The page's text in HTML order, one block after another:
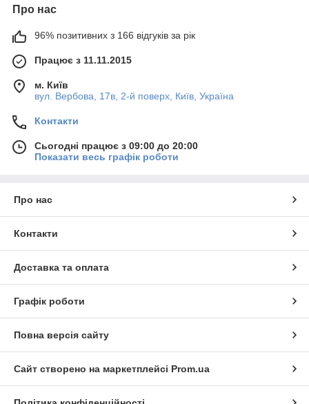
Про нас
96% позитивних з 166 відгуків за рік
Працює з 11.11.2015
м. Київ
вул. Вербова, 17в, 2-й поверх, Київ, Україна
Контакти
Сьогодні працює з 09:00 до 20:00
Показати весь графік роботи
Про нас
Контакти
Доставка та оплата
Графік роботи
Повна версія сайту
Сайт створено на маркетплейсі Prom.ua